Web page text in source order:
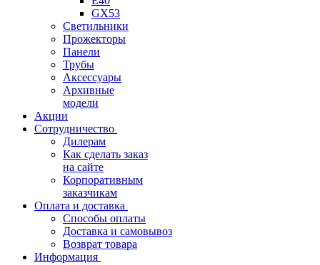
GX53
Светильники
Прожекторы
Панели
Трубы
Аксессуары
Архивные
модели
Акции
Сотрудничество
Дилерам
Как сделать заказ
на сайте
Корпоративным
заказчикам
Оплата и доставка
Способы оплаты
Доставка и самовывоз
Возврат товара
Информация